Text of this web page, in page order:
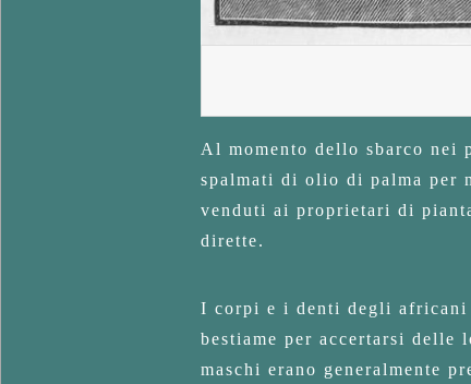
Al momento dello sbarco
spalmati di olio di palma per
venduti ai proprietari di
dirette.
I corpi e i denti degli africani
bestiame per accertarsi
maschi erano generalmente